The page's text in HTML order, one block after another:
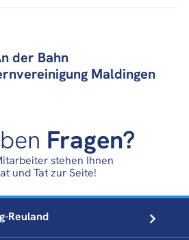
der Bahn
Maldingen
Fragen?
stehen Ihnen
und Tat zur Seite!
Reuland